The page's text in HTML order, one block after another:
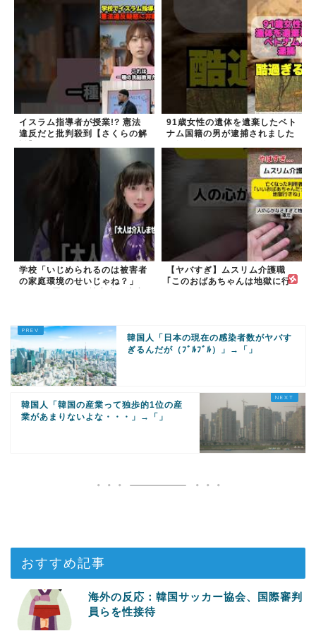
イスラム指導者が授業!? 憲法
違反だと批判殺到【さくらの解
91歳女性の遺体を遺棄したベト
ナム国籍の男が逮捕されました
学校「いじめられるのは被害者
の家庭環境のせいじゃね？」
【ヤバすぎ】ムスリム介護職
｢このおばあちゃんは地獄に行
韓国人「日本の現在の感染者数がヤバす
ぎるんだが（ﾌﾞﾙﾌﾞﾙ）」→「」
韓国人「韓国の産業って独歩的1位の産
業があまりないよな・・・」→「」
おすすめ記事
海外の反応：韓国サッカー協会、国際審判
員らを性接待